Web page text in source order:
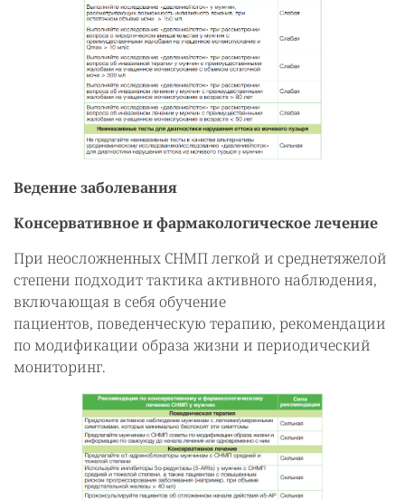
Ведение заболевания
Консервативное и фармакологическое лечение
При неосложненных СНМП легкой и среднетяжелой
степени подходит тактика активного наблюдения,
включающая в себя обучение
пациентов, поведенческую терапию, рекомендации
по модификации образа жизни и периодический
мониторинг.